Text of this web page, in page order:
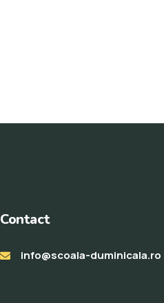
Contact
info@scoala-duminicala.ro